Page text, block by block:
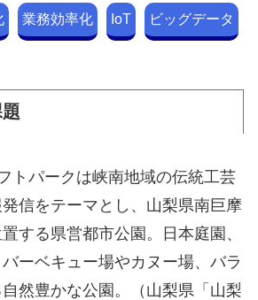
業務効率化 IoT ビッグデータ
トパークは峡南地域の伝統工芸
信をテーマとし、山梨県南巨摩
する県営都市公園。日本庭園、
バーベキュー場やカヌー場、バラ
然豊かな公園。（山梨県「山梨